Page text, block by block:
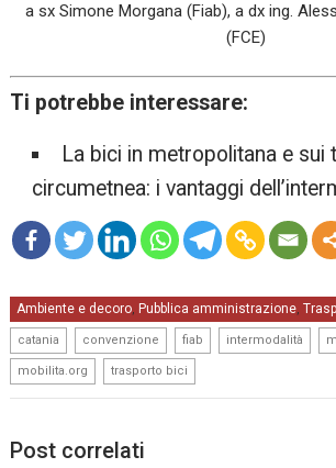
a sx Simone Morgana (Fiab), a dx ing.
(FCE)
Ti potrebbe interessare:
La bici in metropolitana e sui
circumetnea: i vantaggi
re
Ambiente e decoro, Pubblica amministrazione,
catania convenzione fiab intermodalità
mobilita.org trasporto bici
Post correlati